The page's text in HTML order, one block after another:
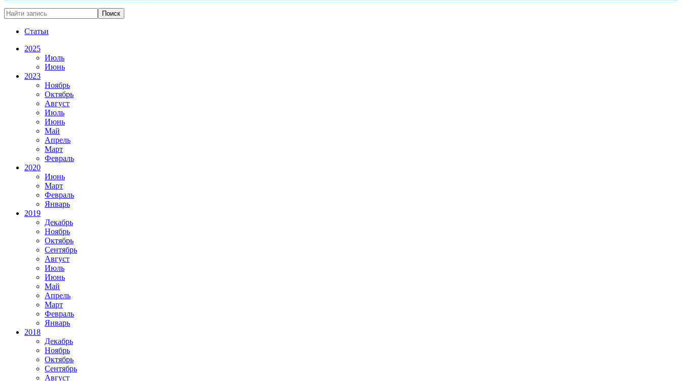
Статьи
2025
Июль
Июнь
2023
Ноябрь
Октябрь
Август
Июль
Июнь
Май
Апрель
Март
Февраль
2020
Июнь
Март
Февраль
Январь
2019
Декабрь
Ноябрь
Октябрь
Сентябрь
Август
Июль
Июнь
Май
Апрель
Март
Февраль
Январь
2018
Декабрь
Ноябрь
Октябрь
Сентябрь
Август